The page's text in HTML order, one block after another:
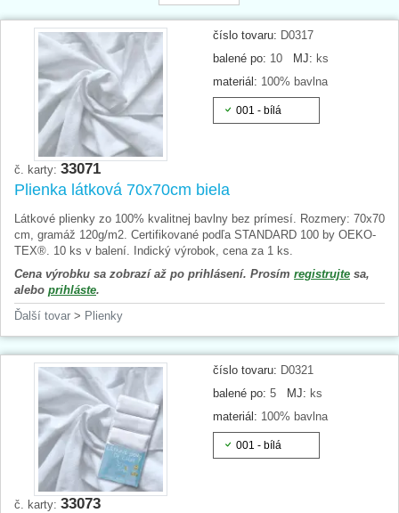
číslo tovaru: D0317
balené po: 10 MJ: ks
materiál: 100% bavlna
001 - bílá
č. karty: 33071
Plienka látková 70x70cm biela
Látkové plienky zo 100% kvalitnej bavlny bez prímesí. Rozmery: 70x70
cm, gramáž 120g/m2. Certifikované podľa STANDARD 100 by OEKO-
TEX®. 10 ks v balení. Indický výrobok, cena za 1 ks.
Cena výrobku sa zobrazí až po prihlásení. Prosím registrujte sa,
alebo prihláste.
Ďalší tovar > Plienky
číslo tovaru: D0321
balené po: 5 MJ: ks
materiál: 100% bavlna
001 - bílá
č. karty: 33073